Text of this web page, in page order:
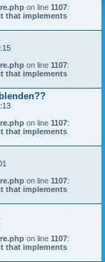
on line 1107:
that implements
on line 1107:
that implements
on line 1107:
that implements
on line 1107:
that implements
on line 1107:
that implements